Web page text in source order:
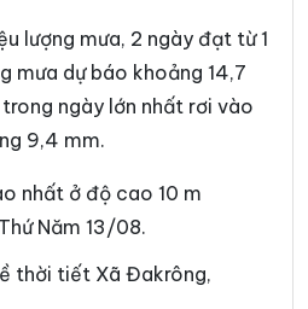
Xã Mỹ Thủy
Xã Nam Cửa Việt
Xã Nam Hải Lăng
Xã Phú Trạch
Xã Sen Ngư
lượng mưa, 2 ngày đạt từ 1
mưa dự báo khoảng 14,7
ngày lớn nhất rơi vào
9,4 mm.
nhất ở độ cao 10 m
Năm 13/08.
thời tiết Xã Đakrông,